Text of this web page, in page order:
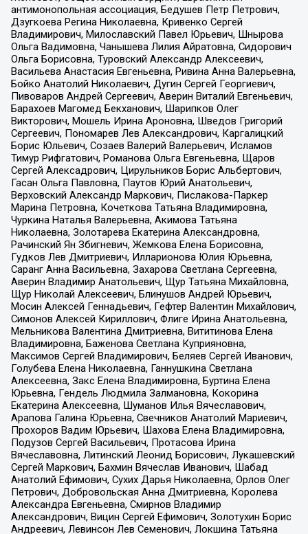
антимонопольная ассоциация, Бедушев Петр Петрович,
Дзугкоева Регина Николаевна, Кривенко Сергей
Владимирович, Милославский Павел Юрьевич, Шнырова
Ольга Вадимовна, Чанышева Лилия Айратовна, Сидорович
Ольга Борисовна, Туровский Александр Алексеевич,
Васильева Анастасия Евгеньевна, Ривина Анна Валерьевна,
Бойко Анатолий Николаевич, Дугин Сергей Георгиевич,
Пивоваров Андрей Сергеевич, Аверин Виталий Евгеньевич,
Барахоев Магомед Бекханович, Шарипков Олег
Викторович, Мошель Ирина Ароновна, Шведов Григорий
Сергеевич, Пономарев Лев Александрович, Каргалицкий
Борис Юльевич, Созаев Валерий Валерьевич, Исламов
Тимур Рифгатович, Романова Ольга Евгеньевна, Щаров
Сергей Алексадрович, Цирульников Борис Альбертович,
Гасан Ольга Павловна, Паутов Юрий Анатольевич,
Верховский Александр Маркович, Пислакова-Паркер
Марина Петровна, Кочеткова Татьяна Владимировна,
Чуркина Наталья Валерьевна, Акимова Татьяна
Николаевна, Золотарева Екатерина Александровна,
Рачинский Ян Збигневич, Жемкова Елена Борисовна,
Гудков Лев Дмитриевич, Илларионова Юлия Юрьевна,
Саранг Анна Васильевна, Захарова Светлана Сергеевна,
Аверин Владимир Анатольевич, Щур Татьяна Михайловна,
Щур Николай Алексеевич, Блинушов Андрей Юрьевич,
Мосин Алексей Геннадьевич, Гефтер Валентин Михайлович,
Симонов Алексей Кириллович, Флиге Ирина Анатольевна,
Мельникова Валентина Дмитриевна, Вититинова Елена
Владимировна, Баженова Светлана Куприяновна,
Максимов Сергей Владимирович, Беляев Сергей Иванович,
Голубева Елена Николаевна, Ганнушкина Светлана
Алексеевна, Закс Елена Владимировна, Буртина Елена
Юрьевна, Гендель Людмила Залмановна, Кокорина
Екатерина Алексеевна, Шуманов Илья Вячеславович,
Арапова Галина Юрьевна, Свечников Анатолий Мариевич,
Прохоров Вадим Юрьевич, Шахова Елена Владимировна,
Подузов Сергей Васильевич, Протасова Ирина
Вячеславовна, Литинский Леонид Борисович, Лукашевский
Сергей Маркович, Бахмин Вячеслав Иванович, Шабад
Анатолий Ефимович, Сухих Дарья Николаевна, Орлов Олег
Петрович, Добровольская Анна Дмитриевна, Королева
Александра Евгеньевна, Смирнов Владимир
Александрович, Вицин Сергей Ефимович, Золотухин Борис
Андреевич, Левинсон Лев Семенович, Локшина Татьяна